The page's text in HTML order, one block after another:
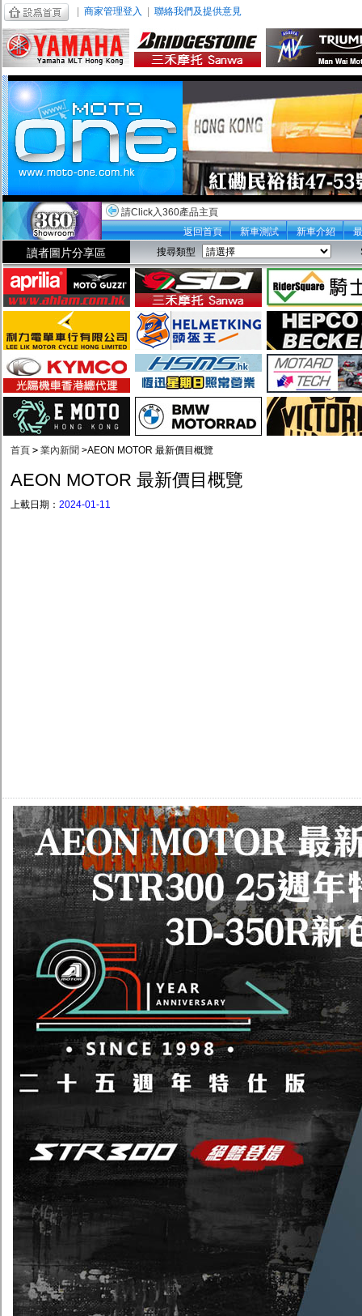
商家管理登入 聯絡我們及提供意見
請Click入360產品主頁
返回首頁
新車測試 新車介紹
讀者圖片分享區 搜尋類型
首頁 > 業內新聞 >AEON MOTOR 最新價目概覽
AEON MOTOR 最新價目概覽
上載日期： 2024-01-11